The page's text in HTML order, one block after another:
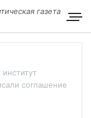
газета
соглашение